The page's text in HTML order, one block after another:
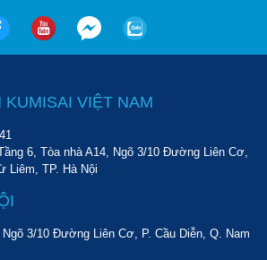
KUMISAI VIỆT NAM
6, Tòa nhà A14, Ngõ 3/10 Đường Liên Cơ,
Liêm, TP. Hà Nội
Ngõ 3/10 Đường Liên Cơ, P. Cầu Diễn, Q. Nam